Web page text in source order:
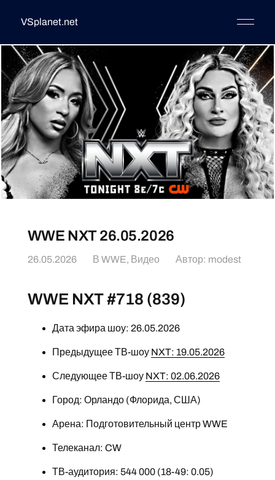
VSplanet.net
WWE NXT 26.05.2026
26.05.2026 В WWE, Видео Автор: modest
WWE NXT #718 (839)
Дата эфира шоу: 26.05.2026
Предыдущее ТВ-шоу NXT: 19.05.2026
Следующее ТВ-шоу NXT: 02.06.2026
Город: Орландо (Флорида, США)
Арена: Подготовительный центр WWE
Телеканал: CW
ТВ-аудитория: 544 000 (18-49: 0.05)